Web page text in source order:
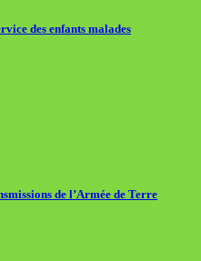
des enfants malades
de l’Armée de Terre